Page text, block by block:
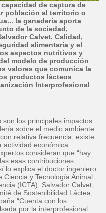
de captura de
población al territorio o
la ganadería aporta
de la sociedad,
Calvet. Calidad,
alimentaria y el
aspectos nutritivos y
modelo de producción
valores que comunica la
productos lácteos
Interprofesional
son los principales impactos
sobre el medio ambiente
relativa frecuencia, existe
actividad económica
consideran que “hay
esas contribuciones
lo explica el doctor ingeniero
Ciencia y Tecnología Animal
(ICTA), Salvador Calvet,
de Sostenibilidad Láctea,
“Cuenta con los
por la interprofesional